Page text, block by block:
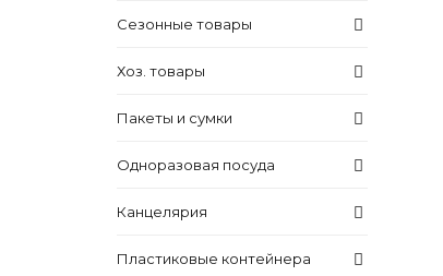
Сезонные товары
Хоз. товары
Пакеты и сумки
Одноразовая посуда
Канцелярия
Пластиковые контейнера